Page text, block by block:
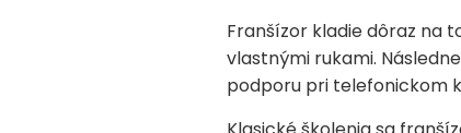
Franšízor kladie dôraz na
vlastnými rukami.
podporu pri telefonickom